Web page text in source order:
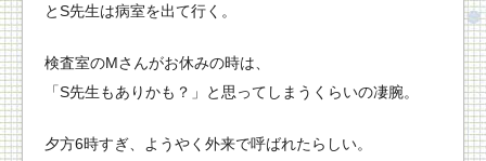
とS先生は病室を出て行く。
検査室のMさんがお休みの時は、
「S先生もありかも？」と思ってしまうくらいの凄腕。
夕方6時すぎ、ようやく外来で呼ばれたらしい。